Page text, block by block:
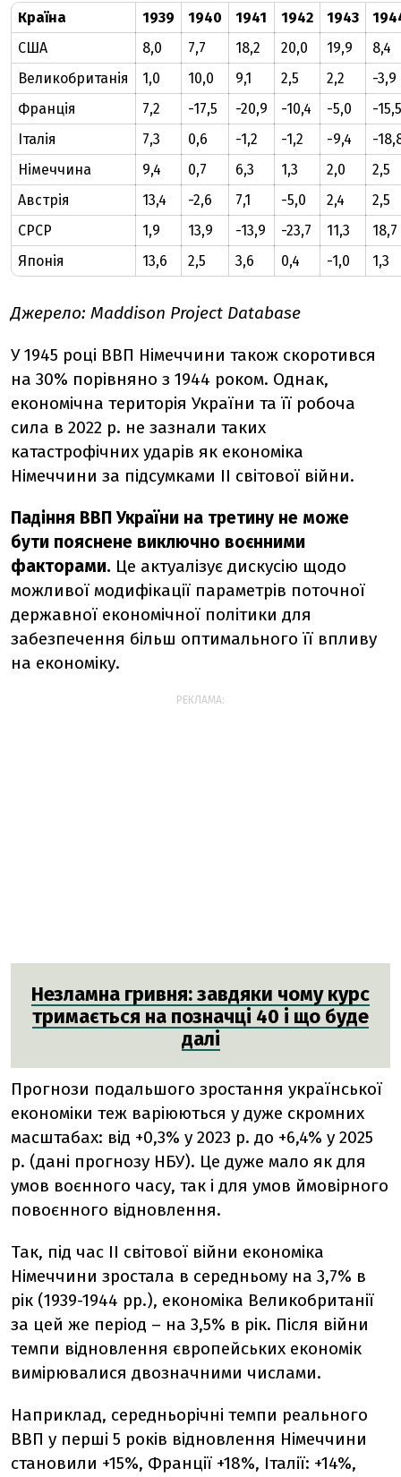
Країна 1939 1940 1941 1942 1943
США
8,0 7,7 18,2 20,0 19,9
8,4
Великобританія
1,0 10,0 9,1 2,5 2,2
-3,9
Франція
7,2 -17,5 -20,9 -10,4 -5,0
-15,5
Італія
7,3 0,6 -1,2 -1,2 -9,4
-
Німеччина
9,4 0,7 6,3 1,3 2,0
2,5
Австрія
13,4 -2,6 7,1 -5,0 2,4
2,5
СРСР
1,9 13,9 -13,9 -23,7 11,3
18,7
Японія
13,6 2,5 3,6 0,4 -1,0 1,3
Джерело: Maddison Project Database
У 1945 році ВВП Німеччини також скоротився
на 30% порівняно з 1944 роком. Однак,
економічна територія України та її робоча
сила в 2022 р. не зазнали таких
катастрофічних ударів як економіка
Німеччини за підсумками ІІ світової війни.
Падіння ВВП України на третину не може
бути пояснене виключно воєнними
факторами. Це актуалізує дискусію щодо
можливої модифікації параметрів поточної
державної економічної політики для
забезпечення більш оптимального її впливу
на економіку.
РЕКЛАМА:
Незламна гривня: завдяки чому курс
тримається на позначці 40 і що буде
далі
Прогнози подальшого зростання української
економіки теж варіюються у дуже скромних
масштабах: від +0,3% у 2023 р. до +6,4% у 2025
р. (дані прогнозу НБУ). Це дуже мало як для
умов воєнного часу, так і для умов ймовірного
повоєнного відновлення.
Так, під час ІІ світової війни економіка
Німеччини зростала в середньому на 3,7% в
рік (1939-1944 рр.), економіка Великобританії
за цей же період – на 3,5% в рік. Після війни
темпи відновлення європейських економік
вимірювалися двозначними числами.
Наприклад, середньорічні темпи реального
ВВП у перші 5 років відновлення Німеччини
становили +15%, Франції +18%, Італії: +14%,